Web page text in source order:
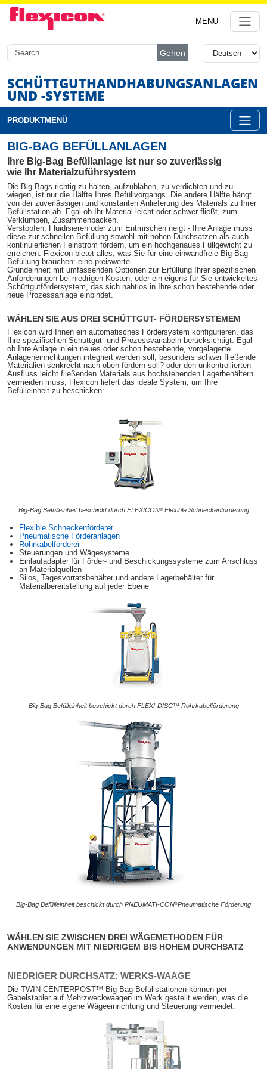
MENU
Gehen
SCHÜTTGUTHANDHABUNGSANLAGEN
UND -SYSTEME
PRODUKTMENÜ
BIG-BAG BEFÜLLANLAGEN
Ihre Big-Bag Befüllanlage ist nur so zuverlässig
wie Ihr Materialzuführsystem
Die Big-Bags richtig zu halten, aufzublähen, zu verdichten und zu
wiegen, ist nur die Hälfte Ihres Befüllvorgangs. Die andere Hälfte hängt
von der zuverlässigen und konstanten Anlieferung des Materials zu Ihrer
Befüllstation ab. Egal ob Ihr Material leicht oder schwer fließt, zum
Verklumpen, Zusammenbacken,
Verstopfen, Fluidisieren oder zum Entmischen neigt - Ihre Anlage muss
diese zur schnellen Befüllung sowohl mit hohen Durchsätzen als auch
kontinuierlichen Feinstrom fördern, um ein hochgenaues Füllgewicht zu
erreichen. Flexicon bietet alles, was Sie für eine einwandfreie Big-Bag
Befüllung brauchen: eine preiswerte
Grundeinheit mit umfassenden Optionen zur Erfüllung Ihrer spezifischen
Anforderungen bei niedrigen Kosten; oder ein eigens für Sie entwickeltes
Schüttgutfördersystem, das sich nahtlos in Ihre schon bestehende oder
neue Prozessanlage einbindet.
WÄHLEN SIE AUS DREI SCHÜTTGUT- FÖRDERSYSTEMEM
Flexicon wird Ihnen ein automatisches Fördersystem konfigurieren, das
Ihre spezifischen Schüttgut- und Prozessvariabeln berücksichtigt. Egal
ob Ihre Anlage in ein neues oder schon bestehende, vorgelagerte
Anlageneinrichtungen integriert werden soll, besonders schwer fließende
Materialien senkrecht nach oben fördern soll? oder den unkontrollierten
Ausfluss leicht fließenden Materials aus hochstehenden Lagerbehältern
vermeiden muss, Flexicon liefert das ideale System, um Ihre
Befülleinheit zu beschicken:
Big-Bag Befülleinheit beschickt durch FLEXICON®Flexible Schneckenförderung
Flexible Schneckenförderer
Pneumatische Förderanlagen
Rohrkabelförderer
Steuerungen und Wägesysteme
Einlaufadapter für Förder- und Beschickungssysteme zum Anschluss
an Materialquellen
Silos, Tagesvorratsbehälter und andere Lagerbehälter für
Materialbereitstellung auf jeder Ebene
Big-Bag Befülleinheit beschickt durch FLEXI-DISC™ Rohrkabelförderung
Big-Bag Befülleinheit beschickt durch PNEUMATI-CON®Pneumatische Förderung
WÄHLEN SIE ZWISCHEN DREI WÄGEMETHODEN FÜR
ANWENDUNGEN MIT NIEDRIGEM BIS HOHEM DURCHSATZ
NIEDRIGER DURCHSATZ: WERKS-WAAGE
Die TWIN-CENTERPOSTTM
Big-Bag Befüllstationen können per
Gabelstapler auf Mehrzweckwaagen im Werk gestellt werden, was die
Kosten für eine eigene Wägeeinrichtung und Steuerung vermeidet.